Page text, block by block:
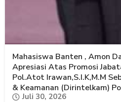
Mahasiswa Banten , Amon
Apresiasi Atas Promosi
Pol.Atot Irawan,S.I.K,M.M
& Keamanan (Dirintelkam)
Juli 30, 2026